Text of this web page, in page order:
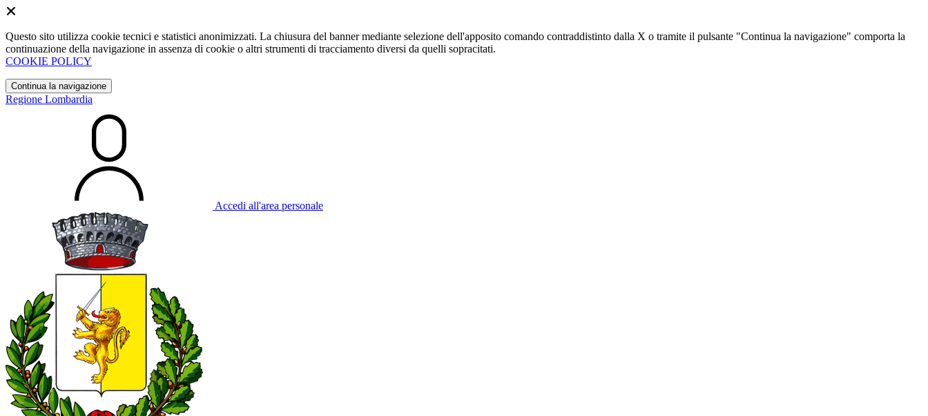
Questo sito utilizza cookie tecnici e statistici anonimizzati. La chiusura del banner mediante selezione dell'apposito comando contraddistinto dalla X o tramite il pulsante "Continua la navigazione" comporta la
continuazione della navigazione in assenza di cookie o altri strumenti di tracciamento diversi da quelli sopracitati.
COOKIE POLICY
Continua la navigazione
Regione Lombardia
Accedi all'area personale